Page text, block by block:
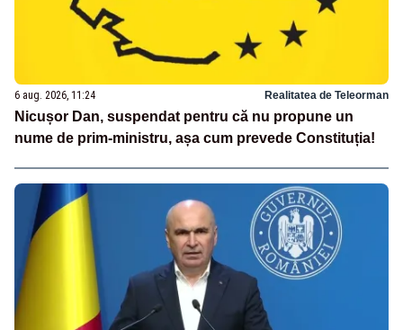
6 aug. 2026, 11:24 Realitatea de Teleorman
Nicușor Dan, suspendat pentru că nu propune un
nume de prim-ministru, așa cum prevede Constituția!